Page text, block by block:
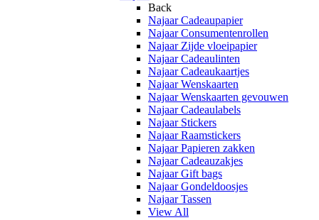
Back
Najaar Cadeaupapier
Najaar Consumentenrollen
Najaar Zijde vloeipapier
Najaar Cadeaulinten
Najaar Cadeaukaartjes
Najaar Wenskaarten
Najaar Wenskaarten gevouwen
Najaar Cadeaulabels
Najaar Stickers
Najaar Raamstickers
Najaar Papieren zakken
Najaar Cadeauzakjes
Najaar Gift bags
Najaar Gondeldoosjes
Najaar Tassen
View All